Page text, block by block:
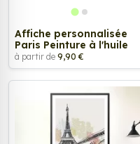
Affiche personnalisée
Paris Peinture à l'huile
à partir de 9,90 €